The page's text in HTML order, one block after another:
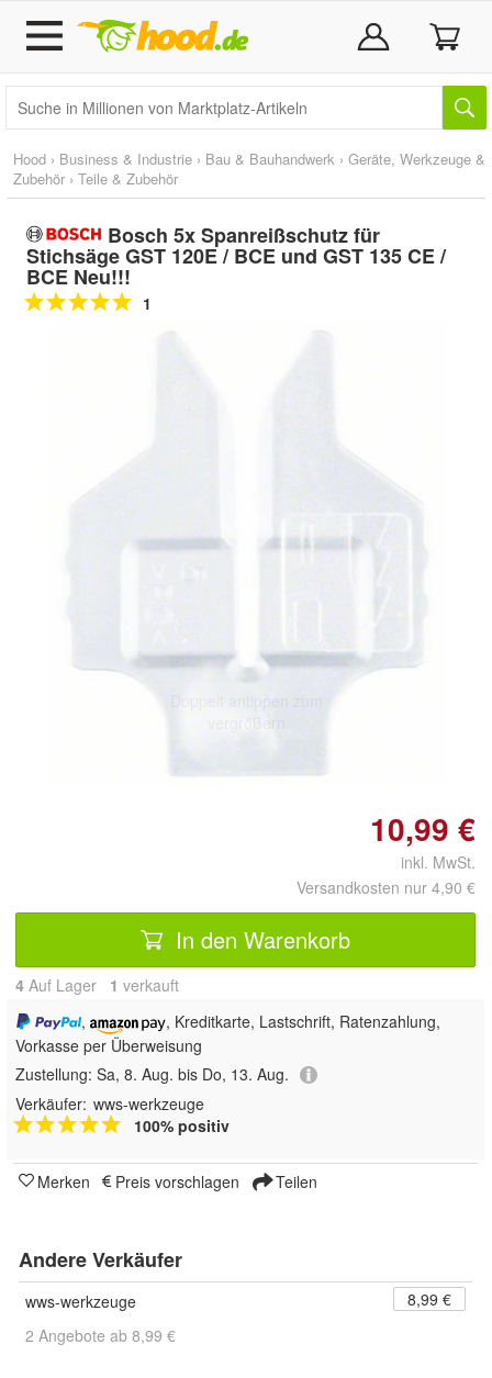
Hood › Business & Industrie › Bau & Bauhandwerk › Geräte, Werkzeuge &
Zubehör › Teile & Zubehör
Bosch 5x Spanreißschutz für
Stichsäge GST 120E / BCE und GST 135 CE /
BCE Neu!!!
1
Doppelt antippen zum
vergrößern
10,99 €
inkl. MwSt.
Versandkosten nur 4,90 €
In den Warenkorb
4 Auf Lager 1 verkauft
,
, Kreditkarte, Lastschrift, Ratenzahlung,
Vorkasse per Überweisung
Zustellung: Sa, 8. Aug. bis Do, 13. Aug.
Verkäufer: wws-werkzeuge
100% positiv
Merken Preis vorschlagen Teilen
Andere Verkäufer
wws-werkzeuge
8,99 €
2 Angebote ab 8,99 €